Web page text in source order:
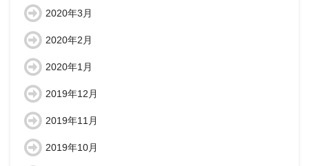
2020年3月
2020年2月
2020年1月
2019年12月
2019年11月
2019年10月